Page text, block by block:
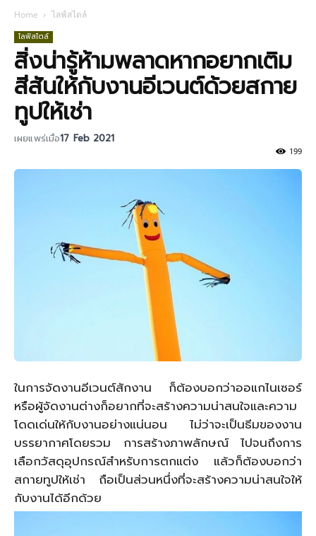
Home ไลฟ์สไตล์
ไลฟ์สไตล์
สิ่งน่ารู้ห้ามพลาดหากอยากเติม
สีสันให้กับงานอีเวนต์ด้วยสกาย
ทูปให้เช่า
เผยแพร่เมื่อ17 Feb 2021
199
ในการจัดงานอีเวนต์สักงาน ก็ต้องบอกว่าออแกไนเซอร์
หรือผู้จัดงานต่างก็อยากที่จะสร้างความน่าสนใจและความ
โดดเด่นให้กับงานอย่างแน่นอน ไม่ว่าจะเป็นธีมของงาน
บรรยากาศโดยรวม การสร้างภาพลักษณ์ ไปจนถึงการ
เลือกวัสดุอุปกรณ์สำหรับการตกแต่ง แล้วก็ต้องบอกว่า
สกายทูปให้เช่า ถือเป็นส่วนหนึ่งที่จะสร้างความน่าสนใจให้
กับงานได้อีกด้วย